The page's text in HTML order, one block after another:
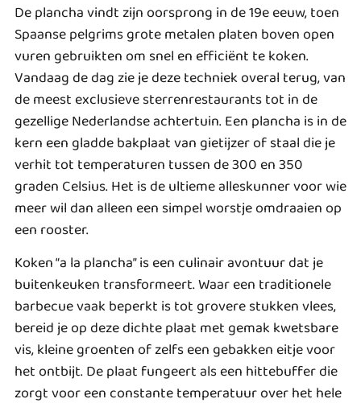
De plancha vindt zijn oorsprong in de 19e eeuw, toen
Spaanse pelgrims grote metalen platen boven open
vuren gebruikten om snel en efficiënt te koken.
Vandaag de dag zie je deze techniek overal terug, van
de meest exclusieve sterrenrestaurants tot in de
gezellige Nederlandse achtertuin. Een plancha is in de
kern een gladde bakplaat van gietijzer of staal die je
verhit tot temperaturen tussen de 300 en 350
graden Celsius. Het is de ultieme alleskunner voor wie
meer wil dan alleen een simpel worstje omdraaien op
een rooster.
Koken “a la plancha” is een culinair avontuur dat je
buitenkeuken transformeert. Waar een traditionele
barbecue vaak beperkt is tot grovere stukken vlees,
bereid je op deze dichte plaat met gemak kwetsbare
vis, kleine groenten of zelfs een gebakken eitje voor
het ontbijt. De plaat fungeert als een hittebuffer die
zorgt voor een constante temperatuur over het hele